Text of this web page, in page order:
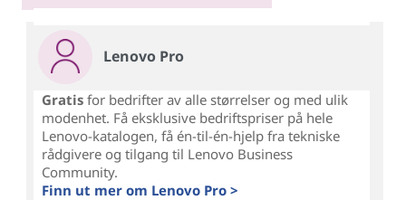
Lenovo Pro
Gratisfor bedrifter av alle størrelser og med ulik
modenhet. Få eksklusive bedriftspriser på hele
Lenovo-katalogen, få én-til-én-hjelp fra tekniske
rådgivere og tilgang til Lenovo Business
Community.
Finn ut mer om Lenovo Pro >